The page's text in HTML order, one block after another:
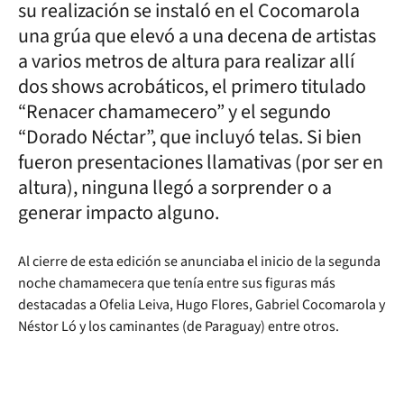
su realización se instaló en el Cocomarola
una grúa que elevó a una decena de artistas
a varios metros de altura para realizar allí
dos shows acrobáticos, el primero titulado
“Renacer chamamecero” y el segundo
“Dorado Néctar”, que incluyó telas. Si bien
fueron presentaciones llamativas (por ser en
altura), ninguna llegó a sorprender o a
generar impacto alguno.
Al cierre de esta edición se anunciaba el inicio de la segunda
noche chamamecera que tenía entre sus figuras más
destacadas a Ofelia Leiva, Hugo Flores, Gabriel Cocomarola y
Néstor Ló y los caminantes (de Paraguay) entre otros.